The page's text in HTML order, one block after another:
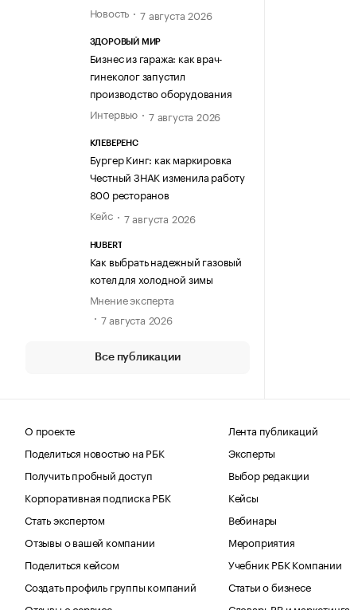
Новость
7 августа 2026
ЗДОРОВЫЙ МИР
Бизнес из гаража: как врач-
гинеколог запустил
производство оборудования
Интервью
7 августа 2026
КЛЕВЕРЕНС
Бургер Кинг: как маркировка
Честный ЗНАК изменила работу
800 ресторанов
Кейс
7 августа 2026
HUBERT
Как выбрать надежный газовый
котел для холодной зимы
Мнение эксперта
7 августа 2026
Все публикации
О проекте
Поделиться новостью на РБК
Получить пробный доступ
Корпоративная подписка РБК
Стать экспертом
Отзывы о вашей компании
Поделиться кейсом
Создать профиль группы компаний
Лента публикаций
Эксперты
Выбор редакции
Кейсы
Вебинары
Мероприятия
Учебник РБК Компании
Статьи о бизнесе